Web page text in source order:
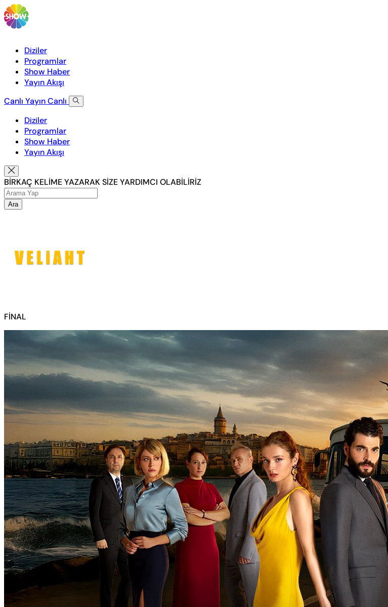
Diziler
Programlar
Show Haber
Yayın Akışı
Canlı YayınCanlı
Diziler
Programlar
Show Haber
Yayın Akışı
BİRKAÇ KELİME YAZARAK SİZE YARDIMCI OLABİLİRİZ
Ara
FİNAL